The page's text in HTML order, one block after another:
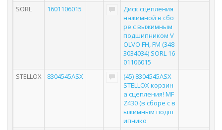
SORL
1601106015
Диск сцепления
нажимной в сбо
ре с выжимным
подшипником V
OLVO FH, FM (348
3034034) SORL 16
01106015
STELLOX
8304545ASX
(45) 8304545ASX
STELLOX корзин
а сцепления! MF
Z430 (в сборе с в
ыжимным подш
ипнико